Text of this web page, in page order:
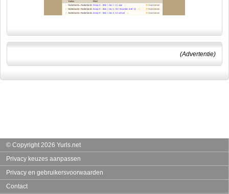
(Advertentie)
© Copyright 2026 Yurls.net
Privacy keuzes aanpassen
Privacy en gebruikersvoorwaarden
Contact